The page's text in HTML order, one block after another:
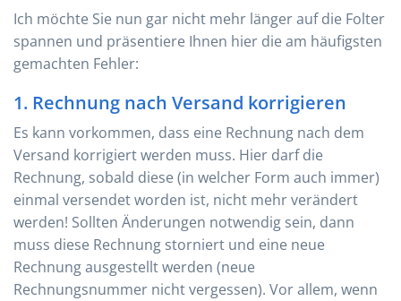
Ich möchte Sie nun gar nicht mehr länger auf die Folter
spannen und präsentiere Ihnen hier die am häufigsten
gemachten Fehler:
1. Rechnung nach Versand korrigieren
Es kann vorkommen, dass eine Rechnung nach dem
Versand korrigiert werden muss. Hier darf die
Rechnung, sobald diese (in welcher Form auch immer)
einmal versendet worden ist, nicht mehr verändert
werden! Sollten Änderungen notwendig sein, dann
muss diese Rechnung storniert und eine neue
Rechnung ausgestellt werden (neue
Rechnungsnummer nicht vergessen). Vor allem, wenn